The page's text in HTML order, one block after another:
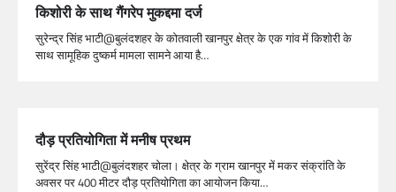
किशोरी के साथ गैंगरेप मुकद्दमा दर्ज
सुरेन्द्र सिंह भाटी@बुलंदशहर के कोतवाली खानपुर क्षेत्र के एक गांव में किशोरी के
साथ सामूहिक दुष्कर्म मामला सामने आया है…
दौड़ प्रतियोगिता में मनीष प्रथम
सुरेंद्र सिंह भाटी@बुलंदशहर चोला। क्षेत्र के ग्राम खानपुर में मकर संक्रांति के
अवसर पर 400 मीटर दौड़ प्रतियोगिता का आयोजन किया…